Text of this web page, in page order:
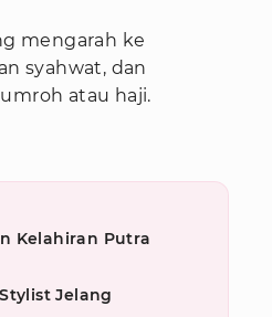
mengarah ke
syahwat, dan
atau haji.
Kelahiran Putra
Jelang